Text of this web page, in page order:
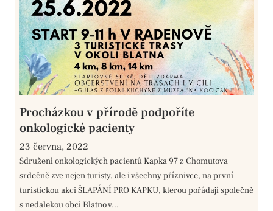
Procházkou v přírodě podpoříte
onkologické pacienty
23 června, 2022
Sdružení onkologických pacientů Kapka 97 z Chomutova
srdečně zve nejen turisty, ale i všechny příznivce, na první
turistickou akci ŠLAPÁNÍ PRO KAPKU, kterou pořádají společně
s nedalekou obcí Blatno v...